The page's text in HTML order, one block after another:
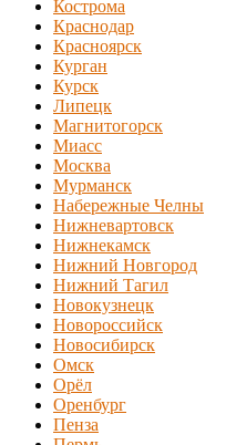
Кострома
Краснодар
Красноярск
Курган
Курск
Липецк
Магнитогорск
Миасс
Москва
Мурманск
Набережные Челны
Нижневартовск
Нижнекамск
Нижний Новгород
Нижний Тагил
Новокузнецк
Новороссийск
Новосибирск
Омск
Орёл
Оренбург
Пенза